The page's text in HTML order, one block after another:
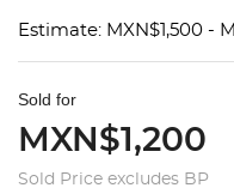
Estimate: MXN$1,500 -
Sold for
MXN$1,200
Sold Price excludes BP